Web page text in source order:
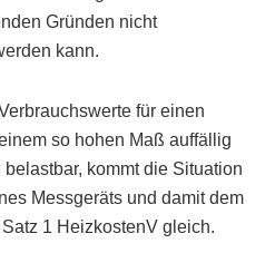
Gründen nicht
kann.
für einen
so hohen Maß auffällig
kommt die Situation
Messgeräts und damit dem
1 HeizkostenV gleich.